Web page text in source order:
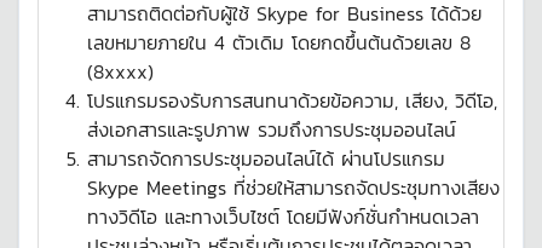
สามารถติดต่อกับผู้ใช้ Skype for Business ได้ด้วย
เลขหมายภายใน 4 ตัวเดิม โดยกดขึ้นต้นด้วยเลข 8
(8xxxx)
โปรแกรมรองรับการสนทนาด้วยข้อความ, เสียง, วิดีโอ,
ส่งเอกสารและรูปภาพ รวมถึงการประชุมออนไลน์
สามารถจัดการประชุมออนไลน์ได้ ผ่านโปรแกรม
Skype Meetings ที่ช่วยให้สามารถจัดประชุมทางเสียง
ทางวิดีโอ และทางเว็บไซต์ โดยมีฟังก์ชั่นกำหนดเวลา